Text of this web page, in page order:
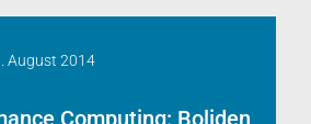
August 2014
Computing: Boliden